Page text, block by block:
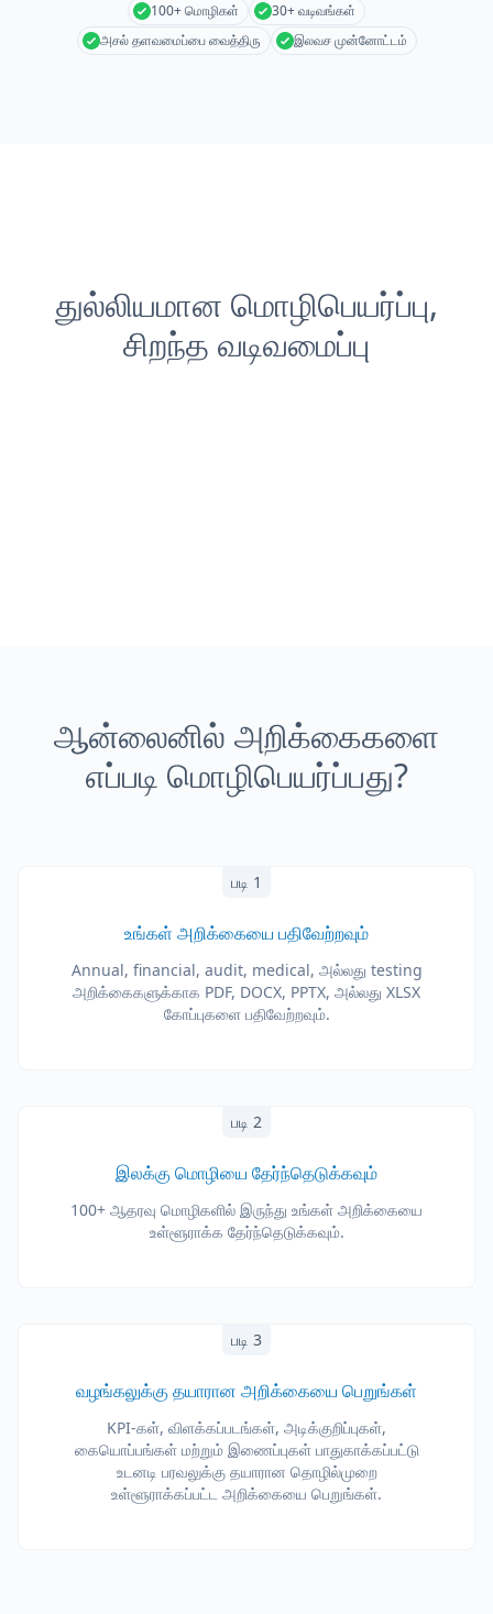
100+ மொழிகள்
30+ வடிவங்கள்
அசல் தளவமைப்பை வைத்திரு
இலவச முன்னோட்டம்
துல்லியமான மொழிபெயர்ப்பு,
சிறந்த வடிவமைப்பு
ஆன்லைனில் அறிக்கைகளை
எப்படி மொழிபெயர்ப்பது?
படி 1
உங்கள் அறிக்கையை பதிவேற்றவும்
Annual, financial, audit, medical, அல்லது testing
அறிக்கைகளுக்காக PDF, DOCX, PPTX, அல்லது XLSX
கோப்புகளை பதிவேற்றவும்.
படி 2
இலக்கு மொழியை தேர்ந்தெடுக்கவும்
100+ ஆதரவு மொழிகளில் இருந்து உங்கள் அறிக்கையை
உள்ளூராக்க தேர்ந்தெடுக்கவும்.
படி 3
வழங்கலுக்கு தயாரான அறிக்கையை பெறுங்கள்
KPI-கள், விளக்கப்படங்கள், அடிக்குறிப்புகள்,
கையொப்பங்கள் மற்றும் இணைப்புகள் பாதுகாக்கப்பட்டு
உடனடி பரவலுக்கு தயாரான தொழில்முறை
உள்ளூராக்கப்பட்ட அறிக்கையை பெறுங்கள்.